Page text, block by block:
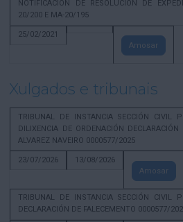
NOTIFICACION DE RESOLUCION DE
20/200 E MA-20/195
25/02/2021
Amosar
Xulgados e tribunais
TRIBUNAL DE INSTANCIA SECCIÓN CIVIL
DILIXENCIA DE ORDENACIÓN
ALVAREZ NAVEIRO 0000577/2025
23/07/2026
13/08/2026
Amosar
TRIBUNAL DE INSTANCIA SECCIÓN CIVIL
DECLARACIÓN DE FALECEMENTO 0000577/